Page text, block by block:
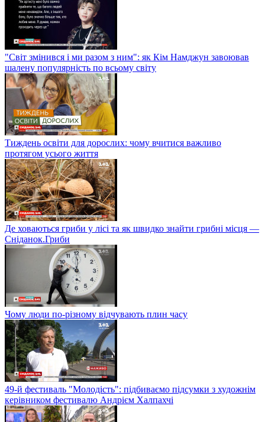
"Світ змінився і ми разом з ним": як Кім Намджун завоював
шалену популярність по всьому світу
Тиждень освіти для дорослих: чому вчитися важливо
протягом усього життя
Де ховаються гриби у лісі та як швидко знайти грибні місця —
Сніданок.Гриби
Чому люди по-різному відчувають плин часу
49-й фестиваль "Молодість": підбиваємо підсумки з художнім
керівником фестивалю Андрієм Халпахчі